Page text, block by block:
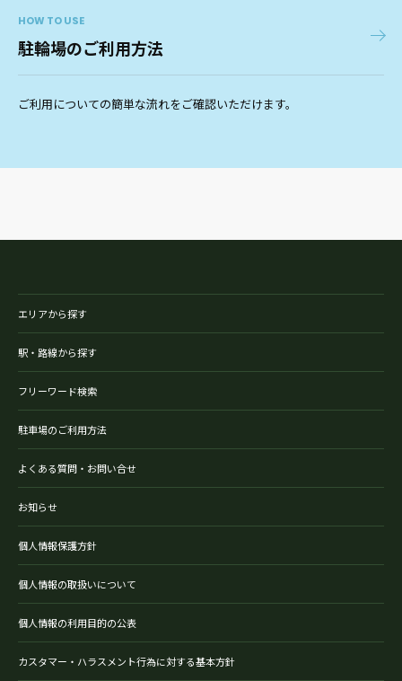
HOW TO USE
駐輪場のご利用方法
ご利用についての簡単な流れをご確認いただけます。
エリアから探す
駅・路線から探す
フリーワード検索
駐車場のご利用方法
よくある質問・お問い合せ
お知らせ
個人情報保護方針
個人情報の取扱いについて
個人情報の利用目的の公表
カスタマー・ハラスメント行為に対する基本方針